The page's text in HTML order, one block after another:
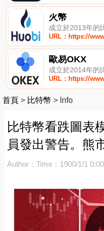
火幣
成立於2013年的
URL：https://
歐易OKX
成立於2014年的
URL：https://
首頁 > 比特幣 > Info
比特幣看跌圖表
員發出警告。熊
Author： Time：1900/1/1